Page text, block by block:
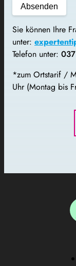
Sie können Ihre
unter:
Telefon unter:
*zum Ortstarif /
Uhr (Montag bis